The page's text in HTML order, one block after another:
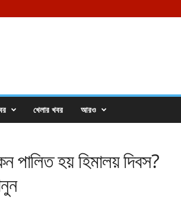
খেলার খবর আরও
হয় হিমালয় দিবস?